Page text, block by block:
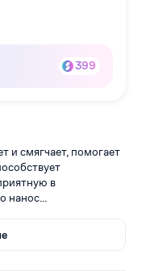
399
и смягчает, помогает
в
нанос...